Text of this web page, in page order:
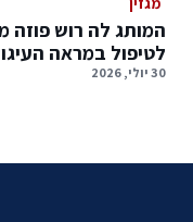
המותג לה רוש פוזה
לטיפול במראה
30 יולי, 2026